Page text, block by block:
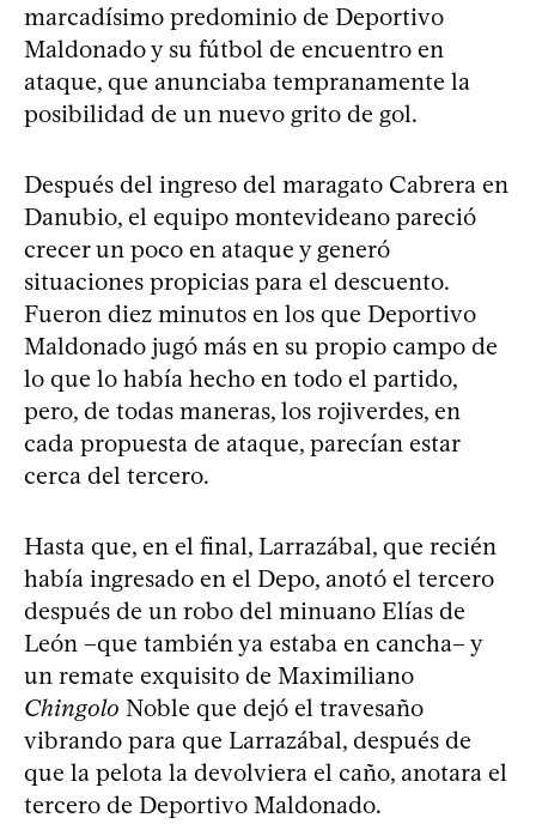
marcadísimo predominio de Deportivo
Maldonado y su fútbol de encuentro en
ataque, que anunciaba tempranamente la
posibilidad de un nuevo grito de gol.
Después del ingreso del maragato Cabrera en
Danubio, el equipo montevideano pareció
crecer un poco en ataque y generó
situaciones propicias para el descuento.
Fueron diez minutos en los que Deportivo
Maldonado jugó más en su propio campo de
lo que lo había hecho en todo el partido,
pero, de todas maneras, los rojiverdes, en
cada propuesta de ataque, parecían estar
cerca del tercero.
Hasta que, en el final, Larrazábal, que recién
había ingresado en el Depo, anotó el tercero
después de un robo del minuano Elías de
León –que también ya estaba en cancha– y
un remate exquisito de Maximiliano
Chingolo Noble que dejó el travesaño
vibrando para que Larrazábal, después de
que la pelota la devolviera el caño, anotara el
tercero de Deportivo Maldonado.